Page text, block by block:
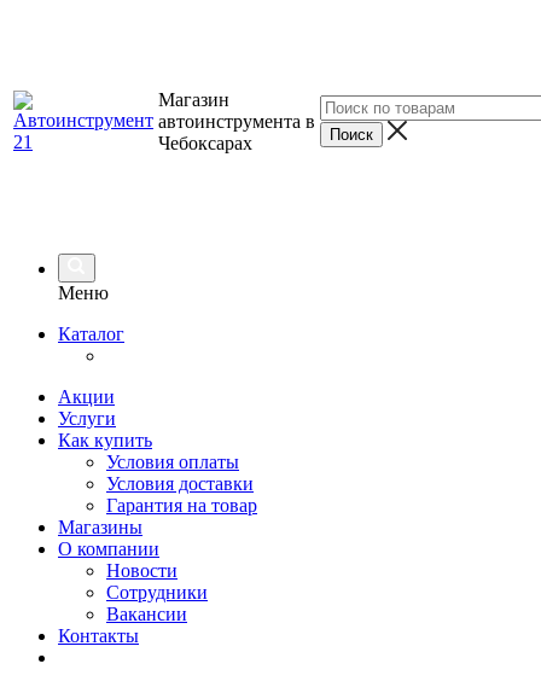
Магазин
автоинструмента в
Чебоксарах
Меню
Каталог
Акции
Услуги
Как купить
Условия оплаты
Условия доставки
Гарантия на товар
Магазины
О компании
Новости
Сотрудники
Вакансии
Контакты